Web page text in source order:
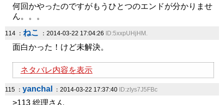
何回かやったのですがもうひとつのエンドが分かりませ
ん。。。
114 ： ねこ ：2014-03-22 17:04:26 ID:5xxpUHjHM.
面白かった！けど未解決。
ネタバレ内容を表示
115 ： yanchal ：2014-03-22 17:37:40 ID:zIys7J5FBc
>113 総理さん